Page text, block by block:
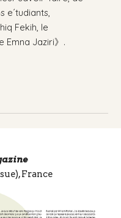
e´tudiants,
Fekih, le
Emna Jaziri》.
France